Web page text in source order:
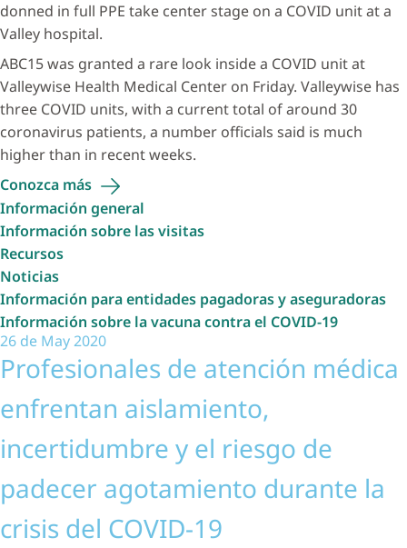
donned in full PPE take center stage on a COVID unit at a
Valley hospital.
ABC15 was granted a rare look inside a COVID unit at
Valleywise Health Medical Center on Friday. Valleywise has
three COVID units, with a current total of around 30
coronavirus patients, a number officials said is much
higher than in recent weeks.
Conozca más
Información general
Información sobre las visitas
Recursos
Noticias
Información para entidades pagadoras y aseguradoras
Información sobre la vacuna contra el COVID-19
26 de May 2020
Profesionales de atención médica
enfrentan aislamiento,
incertidumbre y el riesgo de
padecer agotamiento durante la
crisis del COVID-19